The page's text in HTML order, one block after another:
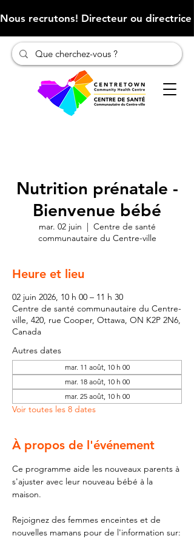
Nous recrutons! Directeur ou
Nutrition prénatale -
Bienvenue bébé
mar. 02 juin
  |
Centre de santé
communautaire du Centre-ville
Heure et lieu
02 juin 2026, 10 h 00 – 11 h 30
Centre de santé communautaire du Centre-
ville, 420, rue Cooper, Ottawa, ON K2P 2N6,
Canada
Autres dates
mar. 11 août, 10 h 00
mar. 18 août, 10 h 00
mar. 25 août, 10 h 00
Voir toutes les 8 dates
À propos de l'événement
Ce programme aide les nouveaux parents à
s'ajuster avec leur nouveau bébé à la
maison.
Rejoignez des femmes enceintes et de
nouvelles mamans pour de l'information sur: